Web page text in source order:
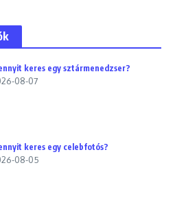
keres egy sztármenedzser?
08-07
keres egy celebfotós?
08-05